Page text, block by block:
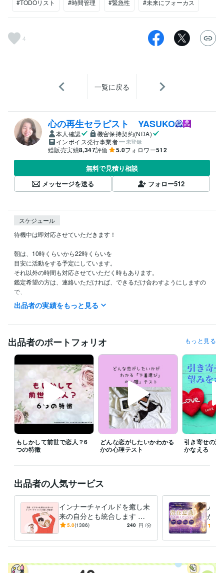
#TODOリスト #時間管理 #緊急性 #未来にフォーカス
4
一覧に戻る
心の再生セラピスト YASUKO
本人確認
機密保持契約(NDA)
インボイス発行事業者
未登録
総販売実績8,347評価 5.0フォロワー512
無料で見積り相談
メッセージを送る
フォロー512
スケジュール
待機中は即対応させていただきます！
朝は、10時くらいから22時くらいを
目安に活動をする予定にしています。
それ以外の時間も対応させていただく時もあります。
鑑定希望の方は、連絡いただければ、できるだけ合わすようにしますの
で、
希望の時間がある方は、ダイレクトメッセージで鑑定の希望をお知らせ
ください。
できるだけ対応させていただきたいと思っていますので、
遠慮なく連絡してみてくださいね。
予約を押していただいた場合、
すぐに鑑定をと言われても◯時とか〇時半にしか
設定できないことがあります。
すぐに対応して欲しい時には、
待機をしますので、そちらを購入してください。
「すぐに鑑定して欲しい」、「なるべく早く聞いて欲しい。」
その気持ちは、すごくわかりますので、
待機をしていない時などは遠慮なく
※外出中や予約対応がない限りは、
できるだけご希望に沿いたいと思っています。
なお、鑑定中は、お返事ができない
仕組みになっていますので、お待ちください。
よろしくお願いいたします。
エンジニア / 情報システム・社内SE 経験年数 : 4年
出品者の実績をもっと見る
出品者のポートフォリオ もっと見る
もしかして前世で恋人？6
つの特徴
どんな恋がしたいかわかる
かの心理テスト
引き寄せの
かなえる
出品者の人気サービス
インナーチャイルドを癒し未
来の自分とも統合します 両
親へのネガティブな感情が
る？
5.0(1386) 240 円 /分
人生
が叶
実を
てい